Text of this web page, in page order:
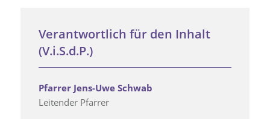
Verantwortlich für den Inhalt
(V.i.S.d.P.)
Pfarrer Jens-Uwe Schwab
Leitender Pfarrer